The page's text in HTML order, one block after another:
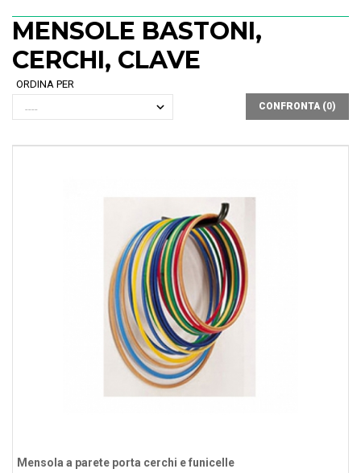
MENSOLE BASTONI,
CERCHI, CLAVE
ORDINA PER
CONFRONTA (0)
Mensola a parete porta cerchi e funicelle